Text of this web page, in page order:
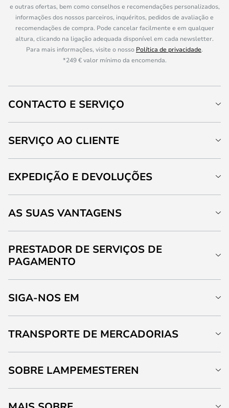
e outras ofertas, bem como conselhos e recomendações personalizados,
informações dos nossos parceiros, inquéritos, pedidos de avaliação e
recomendações de compra. Pode cancelar facilmente e em qualquer
altura, clicando na ligação adequada disponível em cada newsletter.
Para mais informações, visite o nosso Política de privacidade.
*249 € valor mínimo da encomenda.
CONTACTO E SERVIÇO
SERVIÇO AO CLIENTE
EXPEDIÇÃO E DEVOLUÇÕES
AS SUAS VANTAGENS
PRESTADOR DE SERVIÇOS DE
PAGAMENTO
SIGA-NOS EM
TRANSPORTE DE MERCADORIAS
SOBRE LAMPEMESTEREN